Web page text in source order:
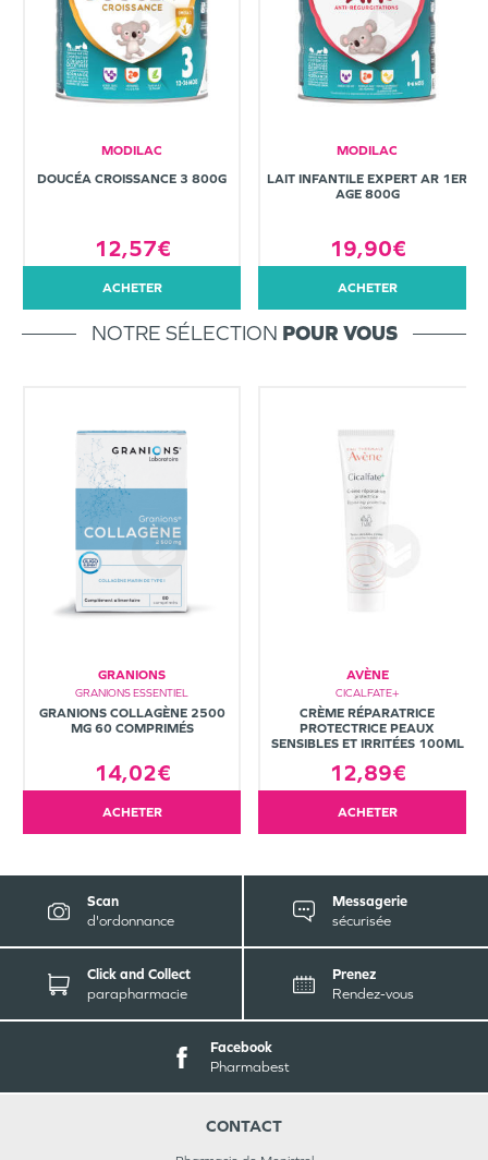
MODILAC
DOUCÉA CROISSANCE 3 800G
12,57€
ACHETER
MODILAC
LAIT INFANTILE EXPERT AR 1ER
AGE 800G
19,90€
ACHETER
NOTRE SÉLECTION POUR VOUS
GRANIONS
GRANIONS ESSENTIEL
GRANIONS COLLAGÈNE 2500
MG 60 COMPRIMÉS
14,02€
ACHETER
AVÈNE
CICALFATE+
CRÈME RÉPARATRICE
PROTECTRICE PEAUX
SENSIBLES ET IRRITÉES 100ML
12,89€
ACHETER
Scan
d'ordonnance
Messagerie
sécurisée
Click and Collect
parapharmacie
Prenez
Rendez-vous
Facebook
Pharmabest
CONTACT